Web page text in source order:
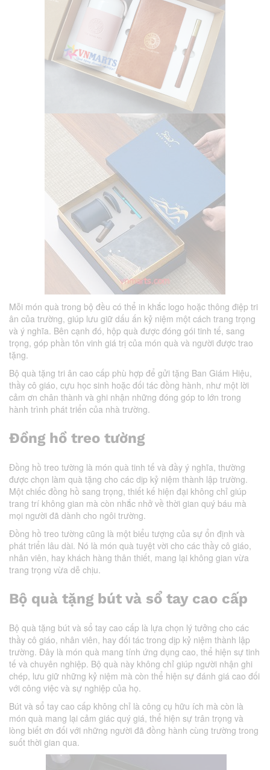
Mỗi món quà trong bộ đều có thể in khắc logo hoặc thông điệp tri
ân của trường, giúp lưu giữ dấu ấn kỷ niệm một cách trang trọng
và ý nghĩa. Bên cạnh đó, hộp quà được đóng gói tinh tế, sang
trọng, góp phần tôn vinh giá trị của món quà và người được trao
tặng.
Bộ quà tặng tri ân cao cấp phù hợp để gửi tặng Ban Giám Hiệu,
thầy cô giáo, cựu học sinh hoặc đối tác đồng hành, như một lời
cảm ơn chân thành và ghi nhận những đóng góp to lớn trong
hành trình phát triển của nhà trường.
Đồng hồ treo tường
Đồng hồ treo tường là món quà tinh tế và đầy ý nghĩa, thường
được chọn làm quà tặng cho các dịp kỷ niệm thành lập trường.
Một chiếc đồng hồ sang trọng, thiết kế hiện đại không chỉ giúp
trang trí không gian mà còn nhắc nhở về thời gian quý báu mà
mọi người đã dành cho ngôi trường.
Đồng hồ treo tường cũng là một biểu tượng của sự ổn định và
phát triển lâu dài. Nó là món quà tuyệt vời cho các thầy cô giáo,
nhân viên, hay khách hàng thân thiết, mang lại không gian vừa
trang trọng vừa dễ chịu.
Bộ quà tặng bút và sổ tay cao cấp
Bộ quà tặng bút và sổ tay cao cấp là lựa chọn lý tưởng cho các
thầy cô giáo, nhân viên, hay đối tác trong dịp kỷ niệm thành lập
trường. Đây là món quà mang tính ứng dụng cao, thể hiện sự tinh
tế và chuyên nghiệp. Bộ quà này không chỉ giúp người nhận ghi
chép, lưu giữ những kỷ niệm mà còn thể hiện sự đánh giá cao đối
với công việc và sự nghiệp của họ.
Bút và sổ tay cao cấp không chỉ là công cụ hữu ích mà còn là
món quà mang lại cảm giác quý giá, thể hiện sự trân trọng và
lòng biết ơn đối với những người đã đồng hành cùng trường trong
suốt thời gian qua.